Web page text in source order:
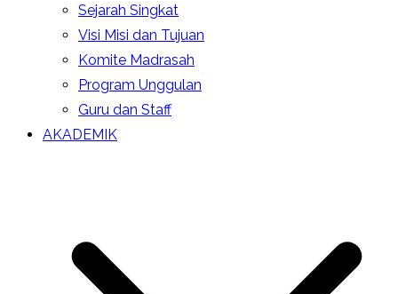
Sejarah Singkat
Visi Misi dan Tujuan
Komite Madrasah
Program Unggulan
Guru dan Staff
AKADEMIK